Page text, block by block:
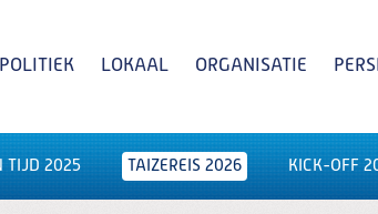
POLITIEK LOKAAL ORGANISATIE
Zoeken
TIJD 2025 TAIZEREIS 2026 KICK-OFF